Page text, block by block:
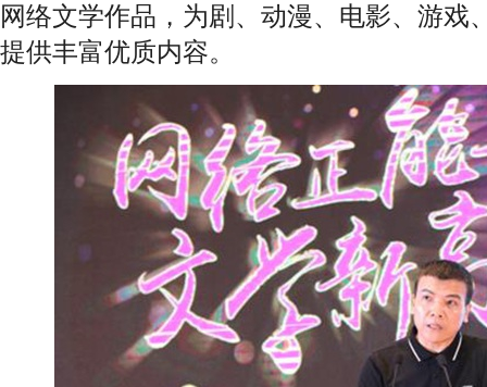
网络文学作品，为剧、动漫、电影、游戏
提供丰富优质内容。